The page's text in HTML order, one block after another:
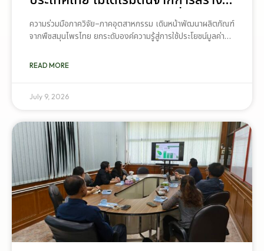
โรงงานเพียงอย่างเดียว แต่เริ่มต้นจาก
การสร้างระบบความร่วมมือระหว่างนัก
วิจัย มหาวิทยาลัย ภาคอุตสาหกรรม
และเกษตรกร เพื่อให้ผลงานวิจัย
อุตสาหกรรมได้อย่างเป็นรูปธรรม เรา
สำคัญของการยกระดับอุตสาหกรรมพืช
สมุนไพรไทยในระยะยาว”
ความร่วมมือภาควิจัย–ภาคอุตสาหกรรม เดินหน้าพัฒนาผลิตภัณฑ์
จากพืชสมุนไพรไทย ยกระดับองค์ความรู้สู่การใช้ประโยชน์มูลค่าสูง
และภาคอุตสาหกรรม เพื่อยกระดับการใช้ประโยชน์จากพืชสมุนไพร
อุตสาหกรรมสมุนไพรให้สามารถแข่งขันได้ในระดับสากล หนึ่งใน
การพัฒนาผลิตภัณฑ์ที่มีสารสกัดกระท่อมเป็นส่วนประกอบสำหรับ
การนำส่งทางผิวหนัง” ซึ่งดำเนินการโดยทีมนักวิจัยจาก คณะ
เภสัชศาสตร์ มหาวิทยาลัยสงขลานครินทร์ โดยมีเป้าหมายเพื่อ
ศึกษาความเป็นไปได้ในการพัฒนาผลิตภัณฑ์ต้นแบบที่ใช้สารสกัด
จากพืชกระท่อมเป็นองค์ประกอบ ภายใต้กระบวนการวิจัยทาง
เภสัชศาสตร์ ในการดำเนินงานครั้งนี้ บริษัท แน็พ ไบโอเทค จำกัด
(NAP Biotec) ได้สนับสนุนสารสกัดมาตรฐานที่ใช้ในการศึกษา
วิจัย เพื่อให้ทีมนักวิจัยสามารถประเมินคุณสมบัติของสารสกัดและ
นำไปใช้ในการพัฒนาผลิตภัณฑ์ต้นแบบสำหรับการนำส่งสารสำคัญ
ผ่านผิวหนัง
READ MORE
July 9, 2026